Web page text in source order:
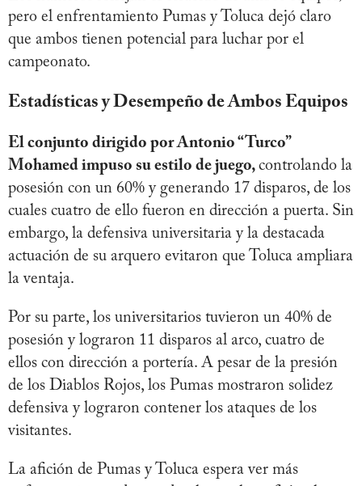
pero el enfrentamiento Pumas y Toluca dejó claro
que ambos tienen potencial para luchar por el
campeonato.
Estadísticas y Desempeño de Ambos Equipos
El conjunto dirigido por Antonio “Turco”
Mohamed impuso su estilo de juego, controlando la
posesión con un 60% y generando 17 disparos, de los
cuales cuatro de ello fueron en dirección a puerta. Sin
embargo, la defensiva universitaria y la destacada
actuación de su arquero evitaron que Toluca ampliara
la ventaja.
Por su parte, los universitarios tuvieron un 40% de
posesión y lograron 11 disparos al arco, cuatro de
ellos con dirección a portería. A pesar de la presión
de los Diablos Rojos, los Pumas mostraron solidez
defensiva y lograron contener los ataques de los
visitantes.
La afición de Pumas y Toluca espera ver más